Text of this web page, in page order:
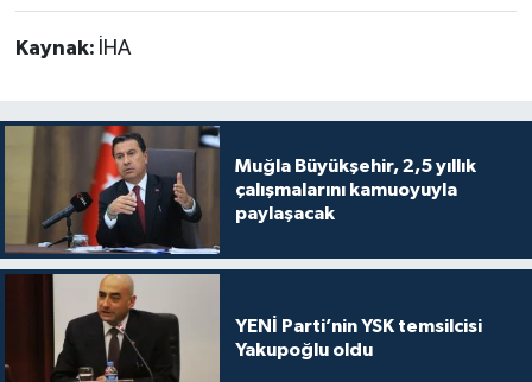
Kaynak: İHA
Muğla Büyükşehir, 2,5 yıllık
çalışmalarını kamuoyuyla
paylaşacak
YENİ Parti’nin YSK temsilcisi
Yakupoğlu oldu